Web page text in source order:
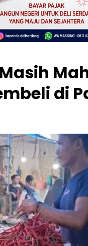
di